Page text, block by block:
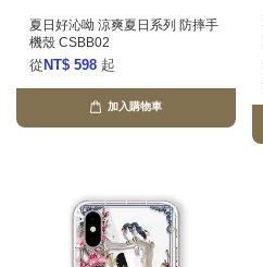
夏日好沁呦 涼爽夏日系列 防摔手
機殼 CSBB02
從NT$ 598 起
加入購物車